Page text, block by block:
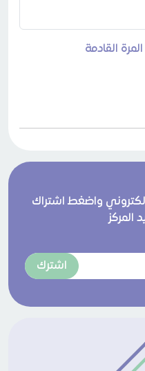
القادمة
واضغط اشتراك
المركز
اشترك